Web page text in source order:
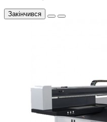
Закінчився